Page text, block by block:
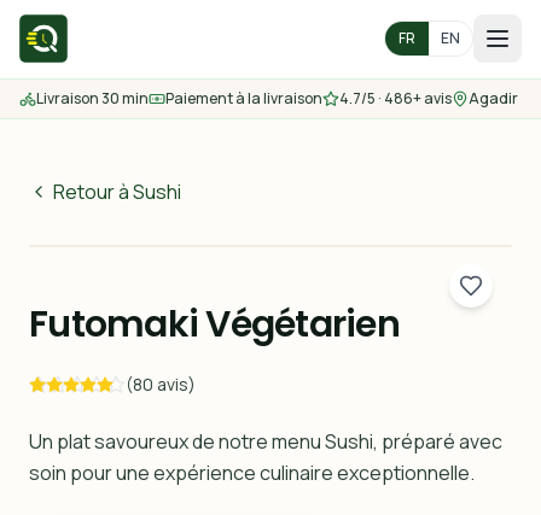
FR EN
Accueil
Menu
Nous contacter
Livraison 30 min Paiement à la livraison 4.7/5 · 486+ avis Agadir
Retour à Sushi
39MAD
Futomaki Végétarien
(80 avis)
Un plat savoureux de notre menu Sushi, préparé avec
soin pour une expérience culinaire exceptionnelle.